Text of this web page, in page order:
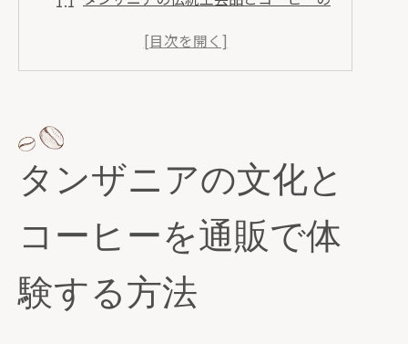
現地直送の新鮮なタンザニアコーヒー
タンザニアのコーヒーの特徴と楽しみ
通販で手に入るタンザニアの珍しいコ
タンザニアの文化とコーヒーに関する
タンザニアの文化と
コーヒーを通販で体
験する方法